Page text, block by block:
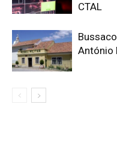
CTAL
António